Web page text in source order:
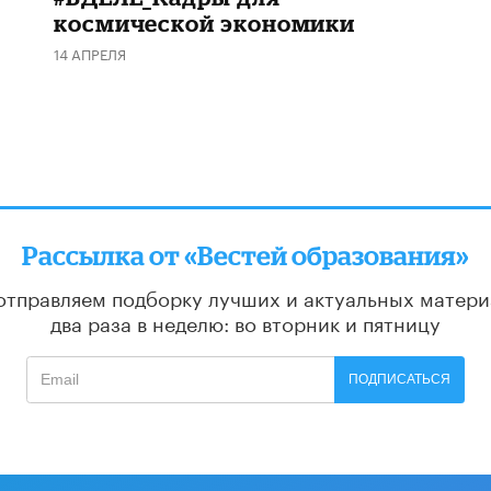
космической экономики
14 АПРЕЛЯ
Рассылка от «Вестей образования»
подборку лучших и актуальных
два раза в неделю: во вторник и пятницу
ПОДПИСАТЬСЯ